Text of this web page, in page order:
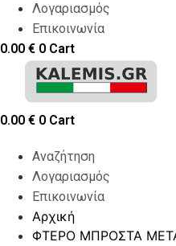
Λογαριασμός
Επικοινωνία
0.00 € 0 Cart
0.00 € 0 Cart
Αναζήτηση
Λογαριασμός
Επικοινωνία
Αρχική
ΦΤΕΡΟ ΜΠΡΟΣΤΑ